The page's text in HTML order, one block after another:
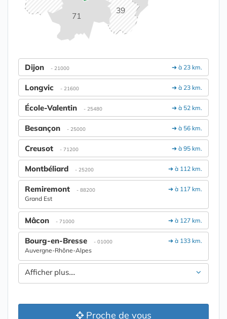
39
71
➔ à 23 km.
Dijon - 21000
➔ à 23 km.
Longvic - 21600
➔ à 52 km.
École-Valentin - 25480
➔ à 56 km.
Besançon - 25000
➔ à 95 km.
Creusot - 71200
➔ à 112 km.
Montbéliard - 25200
➔ à 117 km.
Remiremont - 88200
Grand Est
➔ à 127 km.
Mâcon - 71000
➔ à 133 km.
Bourg-en-Bresse - 01000
Auvergne-Rhône-Alpes
Afficher plus....
Proche de vous